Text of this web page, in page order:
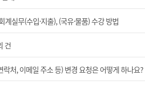
실무(수입·지출), (국유·물품) 수강 방법
건
처, 이메일 주소 등) 변경 요청은 어떻게 하나요?